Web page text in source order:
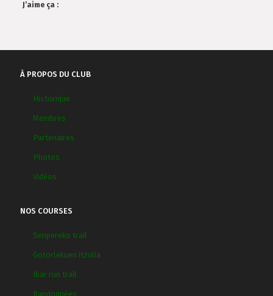
J’aime ça :
À PROPOS DU CLUB
Historique
Membres
Partenaires
Photos
Vidéos
NOS COURSES
Senpereko trail
Gotorlekuen itzulia
Ibar run trail
Randonnées